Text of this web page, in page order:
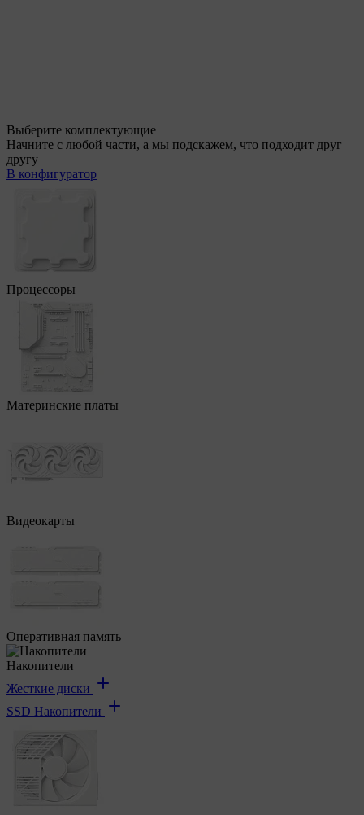
Выберите комплектующие
Начните с любой части, а мы подскажем, что подходит друг
другу
В конфигуратор
Процессоры
Материнские платы
Видеокарты
Оперативная память
Накопители
Жесткие диски
SSD Накопители